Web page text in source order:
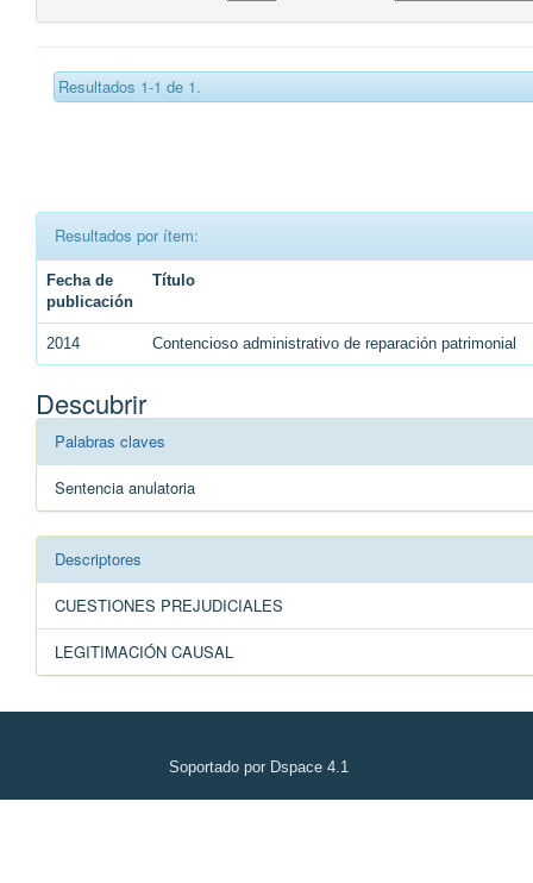
Resultados 1-1 de 1.
Resultados por ítem:
Fecha de
publicación
Título
2014 Contencioso administrativo de reparación patrimonial
Descubrir
Palabras claves
Sentencia anulatoria
Descriptores
CUESTIONES PREJUDICIALES
LEGITIMACIÓN CAUSAL
Soportado por Dspace 4.1